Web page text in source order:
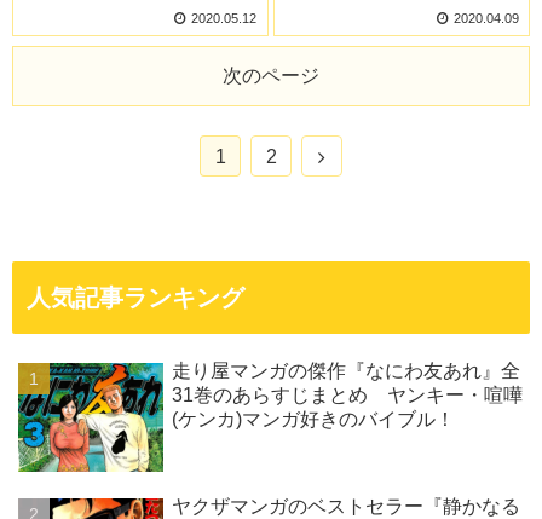
2020.05.12 2020.04.09
次のページ
1 2
人気記事ランキング
走り屋マンガの傑作『なにわ友あれ』全
31巻のあらすじまとめ ヤンキー・喧嘩
(ケンカ)マンガ好きのバイブル！
ヤクザマンガのベストセラー『静かなる